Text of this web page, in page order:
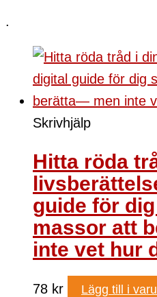
.
Skrivhjälp
Hitta röda
guide för
massor att
inte vet hur
78 kr Lägg till i